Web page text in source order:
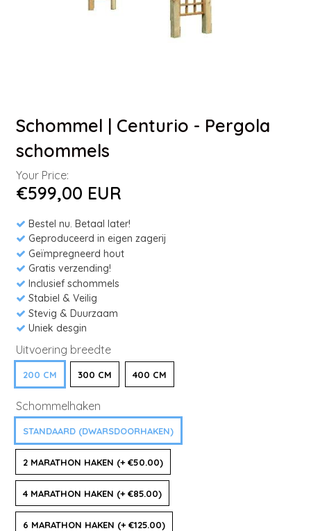
Schommel | Centurio - Pergola
schommels
Your Price:
€599,00 EUR
Bestel nu. Betaal later!
Geproduceerd in eigen zagerij
Geïmpregneerd hout
Gratis verzending!
Inclusief schommels
Stabiel & Veilig
Stevig & Duurzaam
Uniek desgin
Uitvoering breedte
200 CM 300 CM 400 CM
Schommelhaken
STANDAARD (DWARSDOORHAKEN)
2 MARATHON HAKEN (+ €50.00)
4 MARATHON HAKEN (+ €85.00)
6 MARATHON HAKEN (+ €125.00)